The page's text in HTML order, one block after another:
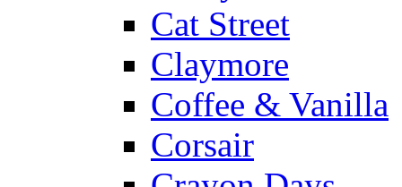
Cat Street
Claymore
Coffee & Vanilla
Corsair